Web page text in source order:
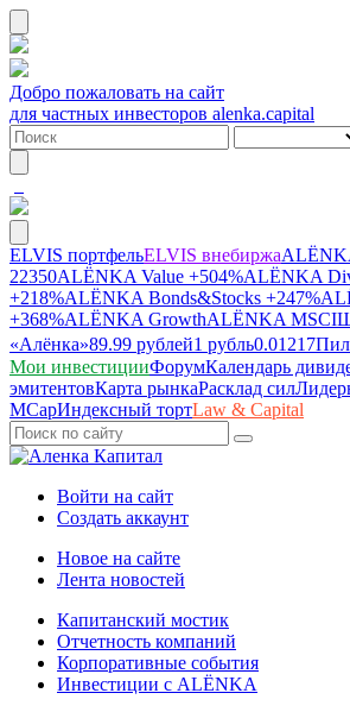
Добро пожаловать на сайт
для частных инвесторов alenka.capital
ELVIS портфельELVIS внебиржа
22350ALЁNKA Value +504%ALЁNKA
+218%ALЁNKA Bonds&Stocks +247%
+368%ALЁNKA GrowthALЁNKA MSCI
«Алёнка»89.99 рублей1 рубль0.01217
Мои инвестицииФорумКалендарь
эмитентовКарта рынкаРасклад сил
MCapИндексный тортLaw & Capital
Войти на сайт
Создать аккаунт
Новое на сайте
Лента новостей
Капитанский мостик
Отчетность компаний
Корпоративные события
Инвестиции с ALЁNKA